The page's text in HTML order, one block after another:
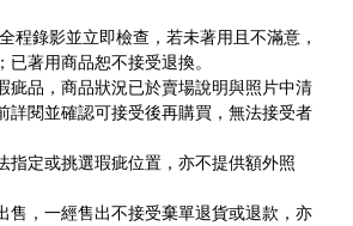
程錄影並立即檢查，若未著用且不滿意，
著用商品恕不接受退換。
疵品，商品狀況已於賣場說明與照片中清
詳閱並確認可接受後再購買，無法接受者
指定或挑選瑕疵位置，亦不提供額外照
售，一經售出不接受棄單退貨或退款，亦